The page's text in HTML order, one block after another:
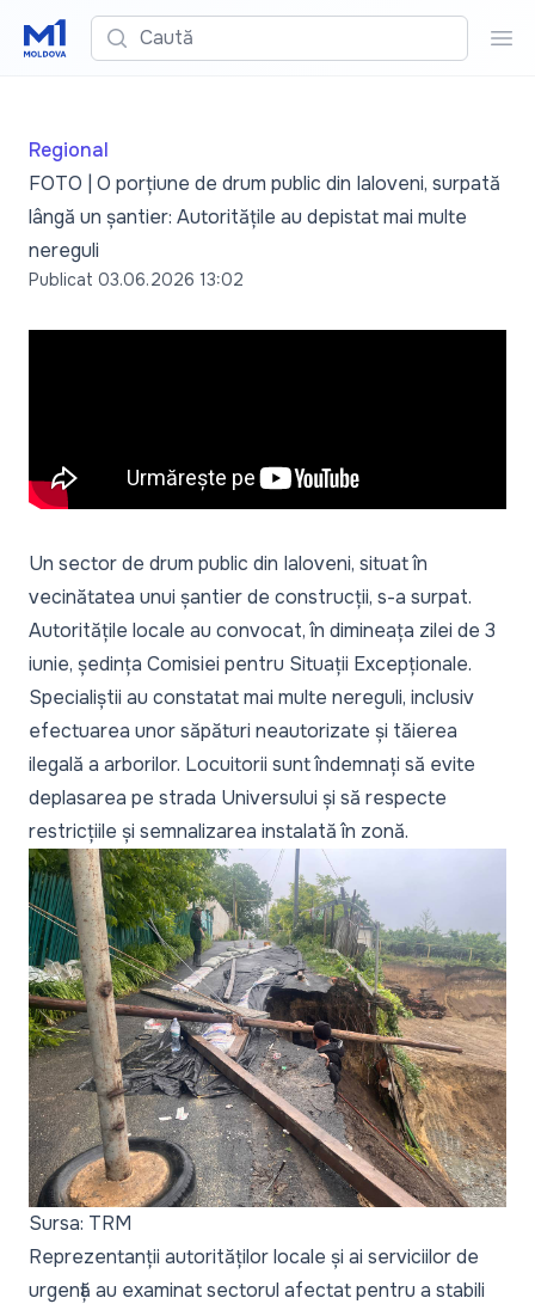
Caută
Regional
FOTO | O porțiune de drum public din Ialoveni, surpată
lângă un șantier: Autoritățile au depistat mai multe
nereguli
Publicat 03.06.2026 13:02
Un sector de drum public din Ialoveni, situat în
vecinătatea unui șantier de construcții, s-a surpat.
Autoritățile locale au convocat, în dimineața zilei de 3
iunie, ședința Comisiei pentru Situații Excepționale.
Specialiștii au constatat mai multe nereguli, inclusiv
efectuarea unor săpături neautorizate și tăierea
ilegală a arborilor. Locuitorii sunt îndemnați să evite
deplasarea pe strada Universului și să respecte
restricțiile și semnalizarea instalată în zonă.
Sursa: TRM
Reprezentanții autorităților locale și ai serviciilor de
urgență au examinat sectorul afectat pentru a stabili